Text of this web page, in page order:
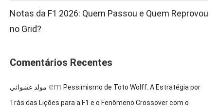
Notas da F1 2026: Quem Passou e Quem Reprovou
no Grid?
Comentários Recentes
مولد عشوائي em Pessimismo de Toto Wolff: A Estratégia por
Trás das Lições para a F1 e o Fenômeno Crossover com o